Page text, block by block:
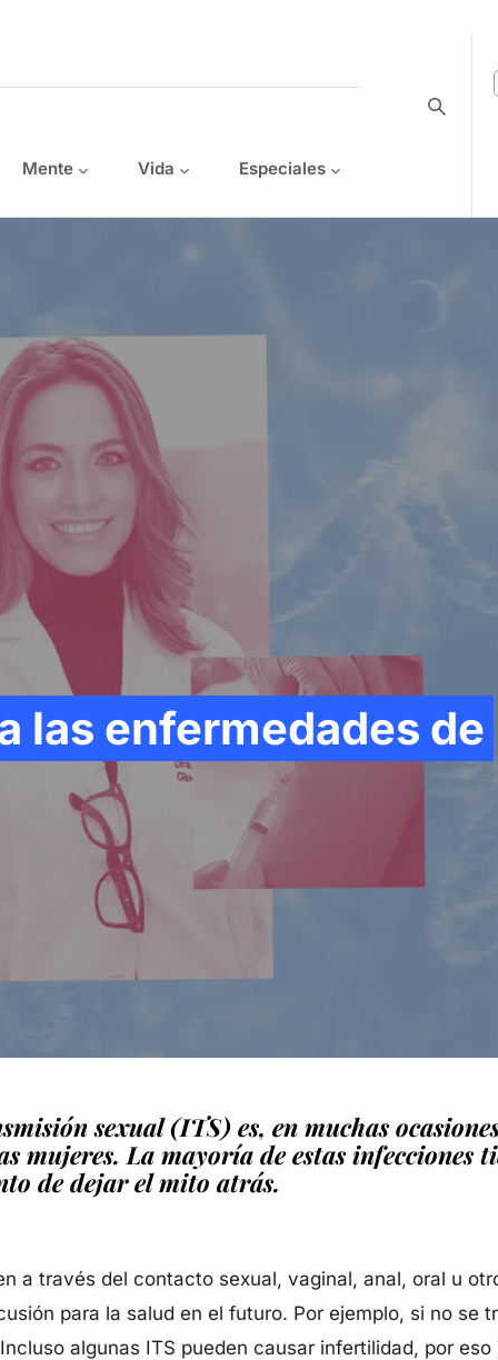
Mente Vida Especiales
las enfermedades de
sexual (ITS) es, en muchas
mujeres. La mayoría de estas infecciones
de dejar el mito atrás.
a través del contacto sexual, vaginal, anal, oral u
para la salud en el futuro. Por ejemplo, si no se
algunas ITS pueden causar infertilidad, por